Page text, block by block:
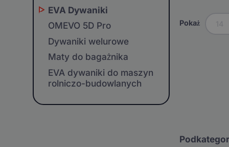
EVA Dywaniki
OMEVO 5D Pro
Dywaniki welurowe
Maty do bagażnika
EVA dywaniki do maszyn
rolniczo-budowlanych
Pokaż